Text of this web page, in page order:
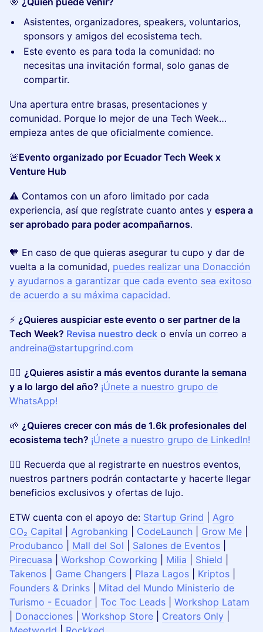
Asistentes, organizadores, speakers, voluntarios,
sponsors y amigos del ecosistema tech.
Este evento es para toda la comunidad: no
necesitas una invitación formal, solo ganas de
compartir.
Una apertura entre brasas, presentaciones y
comunidad. Porque lo mejor de una Tech Week…
empieza antes de que oficialmente comience.
🚨Evento organizado por Ecuador Tech Week x
Venture Hub
⚠️ Contamos con un aforo limitado por cada
experiencia, así que regístrate cuanto antes y espera a
ser aprobado para poder acompañarnos.
🧡 En caso de que quieras asegurar tu cupo y dar de
vuelta a la comunidad, puedes realizar una Donacción
y ayudarnos a garantizar que cada evento sea exitoso
de acuerdo a su máxima capacidad.
⚡ ¿Quieres auspiciar este evento o ser partner de la
Tech Week? Revisa nuestro deck o envía un correo a
andreina@startupgrind.com
👉🏽 ¿Quieres asistir a más eventos durante la semana
y a lo largo del año? ¡Únete a nuestro grupo de
WhatsApp!
🌱 ¿Quieres crecer con más de 1.6k profesionales del
ecosistema tech? ¡Únete a nuestro grupo de LinkedIn!
👉🏽 Recuerda que al registrarte en nuestros eventos,
nuestros partners podrán contactarte y hacerte llegar
beneficios exclusivos y ofertas de lujo.
ETW cuenta con el apoyo de: Startup Grind
Agro
CO₂ Capital
Agrobanking CodeLaunch Grow Me
Produbanco
Mall del Sol Salones de Eventos
Pirecuasa
Workshop Coworking Milia Shield
Takenos
Game Changers Plaza Lagos Kriptos
Founders & Drinks
Mitad del Mundo Ministerio de
Turismo - Ecuador
Toc Toc Leads
Workshop Latam
Donacciones Workshop Store Creators Only